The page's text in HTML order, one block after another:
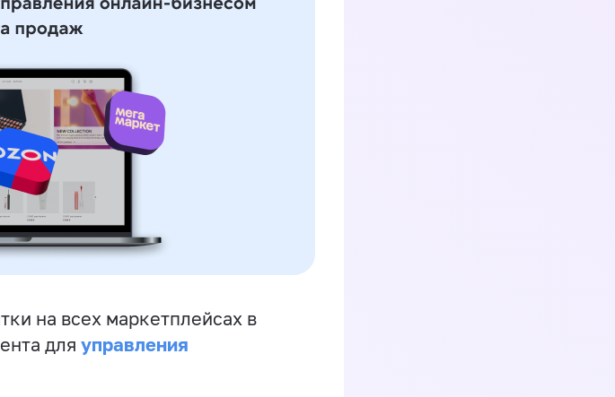
на всех маркетплейсах в
для управления